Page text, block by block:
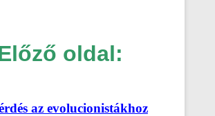
oldal:
az evolucionistákhoz